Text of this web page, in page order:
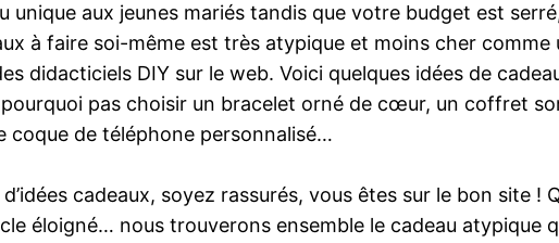
unique aux jeunes mariés tandis que votre budget est
à faire soi-même est très atypique et moins cher
didacticiels DIY sur le web. Voici quelques idées de
pas choisir un bracelet orné de cœur, un coffret
coque de téléphone personnalisé…
cadeaux, soyez rassurés, vous êtes sur le bon site
éloigné… nous trouverons ensemble le cadeau atypique